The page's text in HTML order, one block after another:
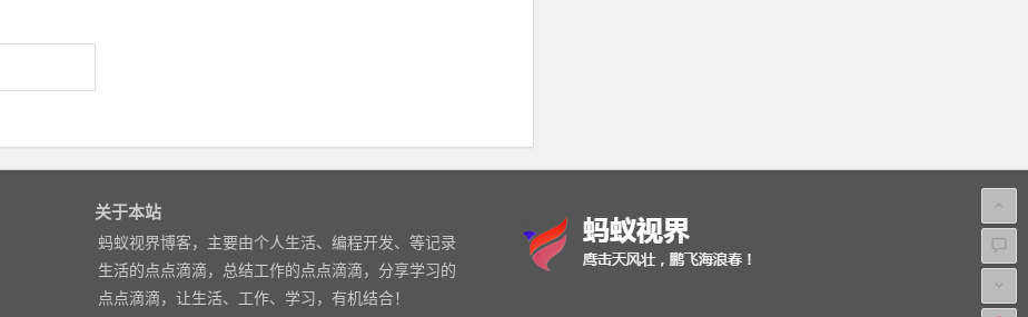
关于本站
蚂蚁视界博客，主要由个人生活、编程开发、等记录
生活的点点滴滴，总结工作的点点滴滴，分享学习的
点点滴滴，让生活、工作、学习，有机结合！